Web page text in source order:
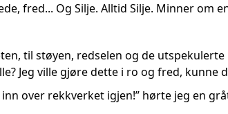
fred... Og Silje. Alltid Silje. Minner om
til støyen, redselen og de
Jeg ville gjøre dette i ro og fred, kunne
over rekkverket igjen!” hørte jeg en